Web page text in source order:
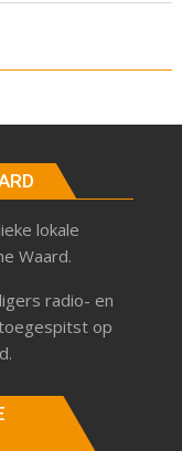
lokale
Waard.
radio- en
op